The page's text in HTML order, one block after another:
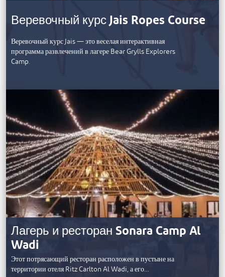
Веревочный курс Jais Ropes Course
Веревочный курс Jais — это веселая интерактивная
программа развлечений в лагере Bear Grylls Explorers
Camp.
Лагерь и ресторан ‎Sonara Camp Al
Wadi
Этот потрясающий ресторан расположен в пустыне на
территории отеля Ritz Carlton Al Wadi, а его…